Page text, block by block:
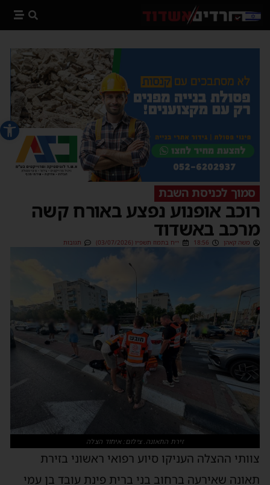
פתח
סמוך לכניסת השבת
רוכב אופנוע נפצע באורח קשה
מרכב באשדוד
משה קאהן 18:56 י״ח בתמוז תשפ״ו (03/07/2026) תגובות
זירת התאונה. צילום: איחוד הצלה
צוותי ההצלה העניקו סיוע רפואי ראשוני בזירת
תאונה שאירעה ברחוב בני ברית פינת עובד בן עמי